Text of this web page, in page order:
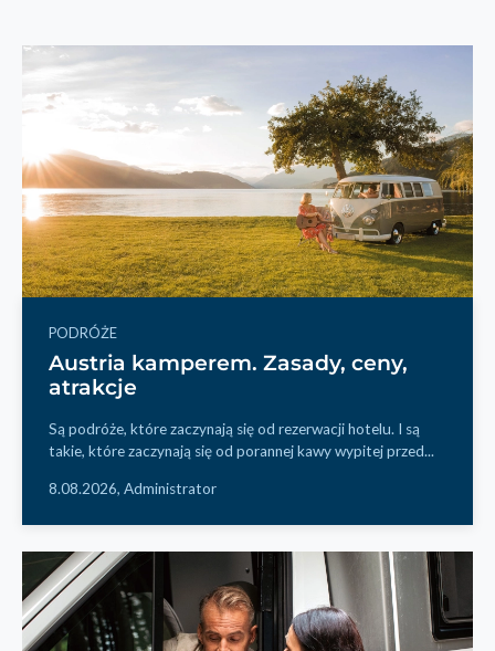
PODRÓŻE
Austria kamperem. Zasady, ceny,
atrakcje
Są podróże, które zaczynają się od rezerwacji hotelu. I są
takie, które zaczynają się od porannej kawy wypitej przed...
8.08.2026, Administrator